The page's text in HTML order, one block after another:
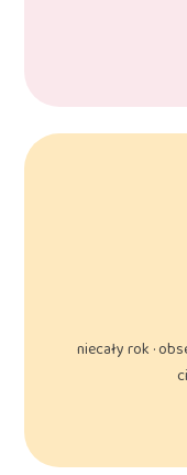
niecały rok ·